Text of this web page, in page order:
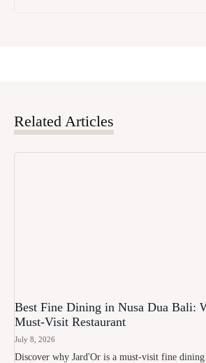
Related Articles
Best Fine Dining in Nusa Dua Bali:
Must-Visit Restaurant
July 8, 2026
Discover why Jard'Or is a must-visit fine dining